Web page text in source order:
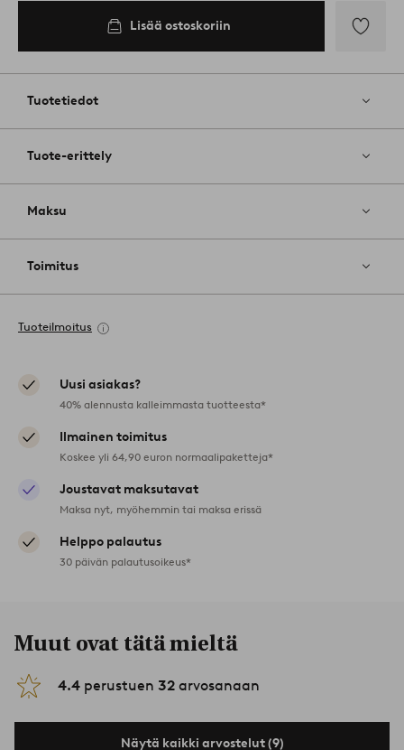
Lisää ostoskoriin
Tuotetiedot
Tuote-erittely
Maksu
Toimitus
Tuoteilmoitus
Uusi asiakas?
40% alennusta kalleimmasta tuotteesta*
Ilmainen toimitus
Koskee yli 64,90 euron normaalipaketteja*
Joustavat maksutavat
Maksa nyt, myöhemmin tai maksa erissä
Helppo palautus
30 päivän palautusoikeus*
Muut ovat tätä mieltä
4.4 perustuen 32 arvosanaan
Näytä kaikki arvostelut (9)